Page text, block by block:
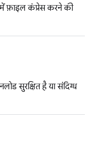
फ़ाइल कंप्रेस करने की
सुरक्षित है या संदिग्ध